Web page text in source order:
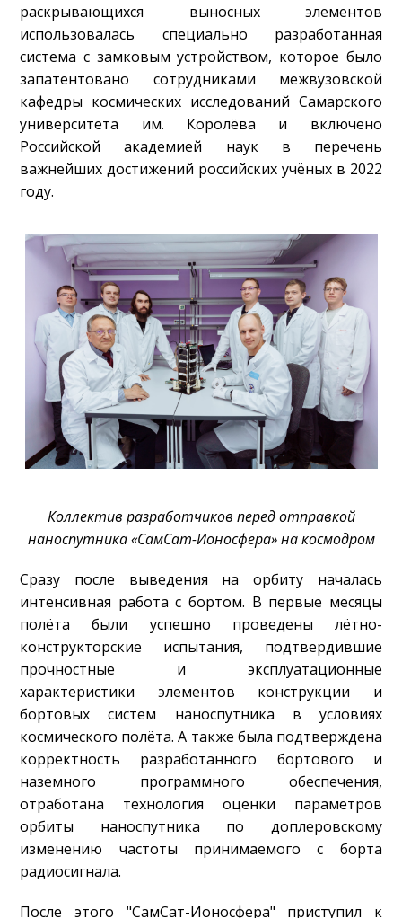
раскрывающихся выносных элементов
использовалась специально разработанная
система с замковым устройством, которое было
запатентовано сотрудниками межвузовской
кафедры космических исследований Самарского
университета им. Королёва и включено
Российской академией наук в перечень
важнейших достижений российских учёных в 2022
году.
Коллектив разработчиков перед отправкой
наноспутника «СамСат-Ионосфера» на космодром
Сразу после выведения на орбиту началась
интенсивная работа с бортом. В первые месяцы
полёта были успешно проведены лётно-
конструкторские испытания, подтвердившие
прочностные и эксплуатационные
характеристики элементов конструкции и
бортовых систем наноспутника в условиях
космического полёта. А также была подтверждена
корректность разработанного бортового и
наземного программного обеспечения,
отработана технология оценки параметров
орбиты наноспутника по доплеровскому
изменению частоты принимаемого с борта
радиосигнала.
После этого "СамСат-Ионосфера" приступил к